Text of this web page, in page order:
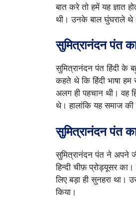
बात करे तो हमें यह ज्ञात
थी। उनके बाल घुंघराले
सुमित्रानंदन पंत
सुमित्रानंदन पंत हिंदी के
कहते थे कि हिंदी भाषा हम
अलग ही पहचान थी। वह
थे। हालांकि यह समाज
सुमित्रानंदन पंत
सुमित्रानंदन पंत ने अपने
हिन्दी चीफ़ प्रोड्यूसर
लिए बड़ा ही सुनहरा था।
किया।